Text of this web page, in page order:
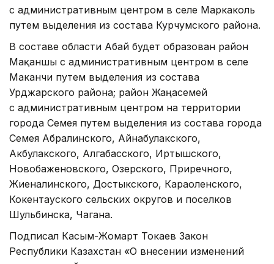
с административным центром в селе Маркаколь
путем выделения из состава Курчумского района.
В составе области Абай будет образован район
Мақаншы с административным центром в селе
Маканчи путем выделения из состава
Урджарского района; район Жаңасемей
с административным центром на территории
города Семея путем выделения из состава города
Семея Абралинского, Айнабулакского,
Акбулакского, Алгабасского, Иртышского,
Новобаженовского, Озерского, Приречного,
Жиеналинского, Достыкского, Караоленского,
Кокентауского сельских округов и поселков
Шульбинска, Чагана.
Подписал Касым-Жомарт Токаев Закон
Республики Казахстан «О внесении изменений